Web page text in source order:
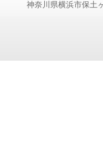
神奈川県横浜市保土